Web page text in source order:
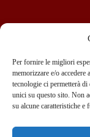
Per fornire le migliori
memorizzare e/o
tecnologie ci permetterà
unici su questo sito. Non
su alcune caratteristiche e
+39